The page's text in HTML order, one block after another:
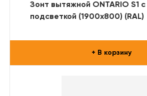
Зонт вытяжной ONTARIO S1 с
подсветкой (1900x800) (RAL)
+ В корзину